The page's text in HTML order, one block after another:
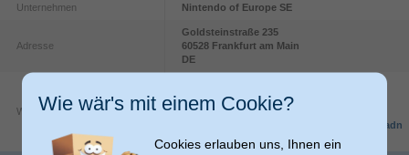
Unternehmen Nintendo of Europe SE
Adresse
Goldsteinstraße 235
60528 Frankfurt am Main
DE
Website
ch/Support/Impressum/Impressum-
1106807.html?
srsltid=AfmBOop9nPFyNuYnWnqKMWGCadn
vJf5zBe7lAE3pRXBzpS8QZhtvcn2_
Wie wär's mit einem Cookie?
Cookies erlauben uns, Ihnen ein